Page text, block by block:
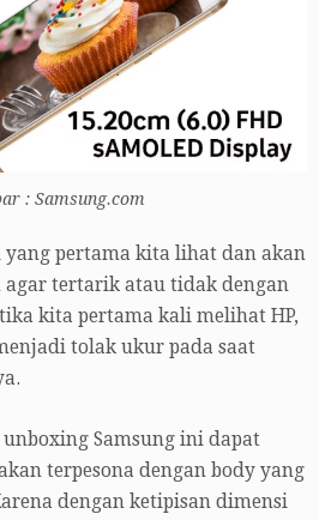
: Samsung.com
yang pertama kita lihat dan akan
tertarik atau tidak dengan
kita pertama kali melihat HP,
tolak ukur pada saat
Samsung ini dapat
terpesona dengan body yang
dengan ketipisan dimensi